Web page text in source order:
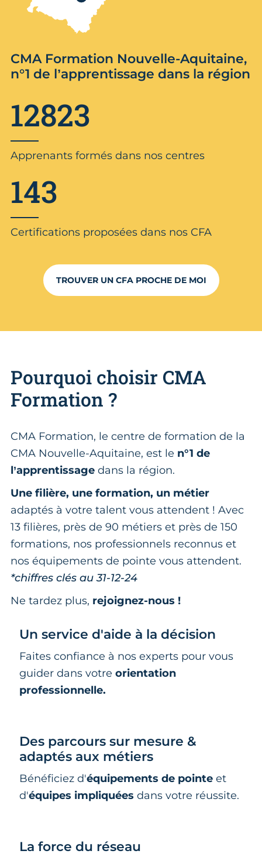
CMA Formation Nouvelle-Aquitaine,
n°1 de l’apprentissage dans la région
12823
Apprenants formés dans nos centres
143
Certifications proposées dans nos CFA
TROUVER UN CFA PROCHE DE MOI
Pourquoi choisir CMA
Formation ?
CMA Formation, le centre de formation de la
CMA Nouvelle-Aquitaine, est le n°1 de
l’apprentissage dans la région.
Une filière, une formation, un métier
adaptés à votre talent vous attendent ! Avec
13 filières, près de 90 métiers et près de 150
formations, nos professionnels reconnus et
nos équipements de pointe vous attendent.
*chiffres clés au 31-12-24
Ne tardez plus, rejoignez-nous !
Un service d'aide à la décision
Faites confiance à nos experts pour vous
guider dans votre orientation
professionnelle.
Des parcours sur mesure &
adaptés aux métiers
Bénéficiez d'équipements de pointe et
d'équipes impliquées dans votre réussite.
La force du réseau